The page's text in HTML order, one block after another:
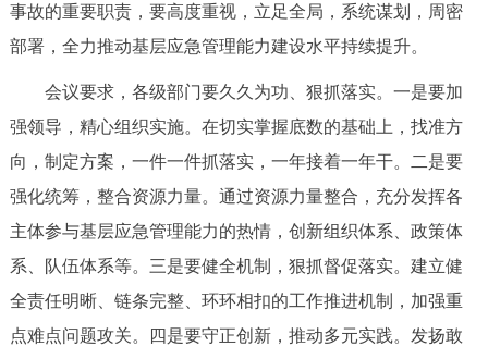
事故的重要职责，要高度重视，立足全局，系统谋划，周密
部署，全力推动基层应急管理能力建设水平持续提升。
会议要求，各级部门要久久为功、狠抓落实。一是要加
强领导，精心组织实施。在切实掌握底数的基础上，找准方
向，制定方案，一件一件抓落实，一年接着一年干。二是要
强化统筹，整合资源力量。通过资源力量整合，充分发挥各
主体参与基层应急管理能力的热情，创新组织体系、政策体
系、队伍体系等。三是要健全机制，狠抓督促落实。建立健
全责任明晰、链条完整、环环相扣的工作推进机制，加强重
点难点问题攻关。四是要守正创新，推动多元实践。发扬敢